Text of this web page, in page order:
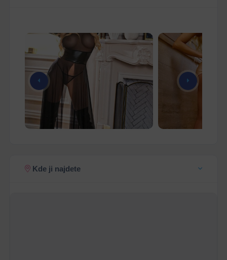
Kde ji najdete